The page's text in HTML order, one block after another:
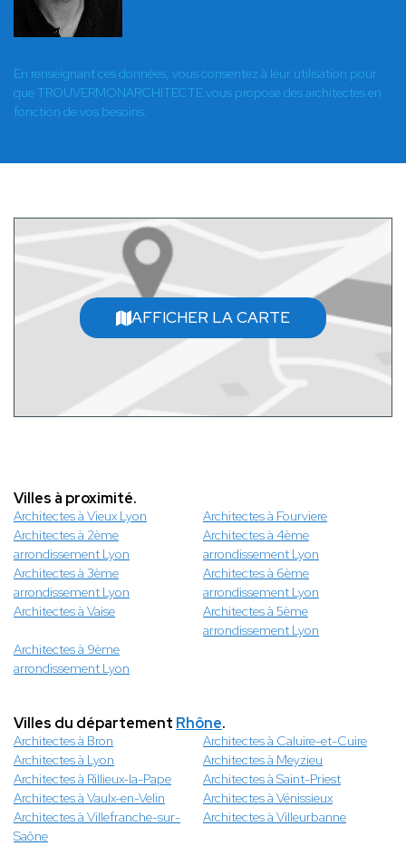
En renseignant ces données, vous consentez à leur utilisation pour
que TROUVERMONARCHITECTE vous propose des architectes en
fonction de vos besoins.
AFFICHER LA CARTE
Villes à proximité.
Architectes à Vieux Lyon
Architectes à Fourviere
Architectes à 2ème
arrondissement Lyon
Architectes à 4ème
arrondissement Lyon
Architectes à 3ème
arrondissement Lyon
Architectes à 6ème
arrondissement Lyon
Architectes à Vaise
Architectes à 5ème
arrondissement Lyon
Architectes à 9ème
arrondissement Lyon
Villes du département Rhône.
Architectes à Bron
Architectes à Caluire-et-Cuire
Architectes à Lyon
Architectes à Meyzieu
Architectes à Rillieux-la-Pape
Architectes à Saint-Priest
Architectes à Vaulx-en-Velin
Architectes à Vénissieux
Architectes à Villefranche-sur-
Saône
Architectes à Villeurbanne